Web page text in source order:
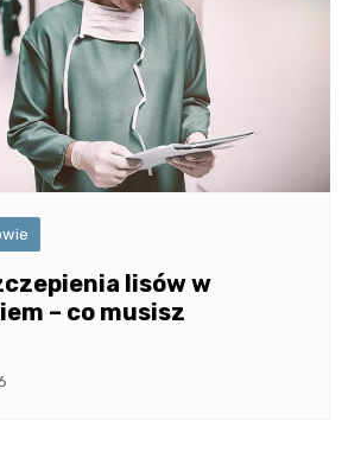
lisów w
– co musisz